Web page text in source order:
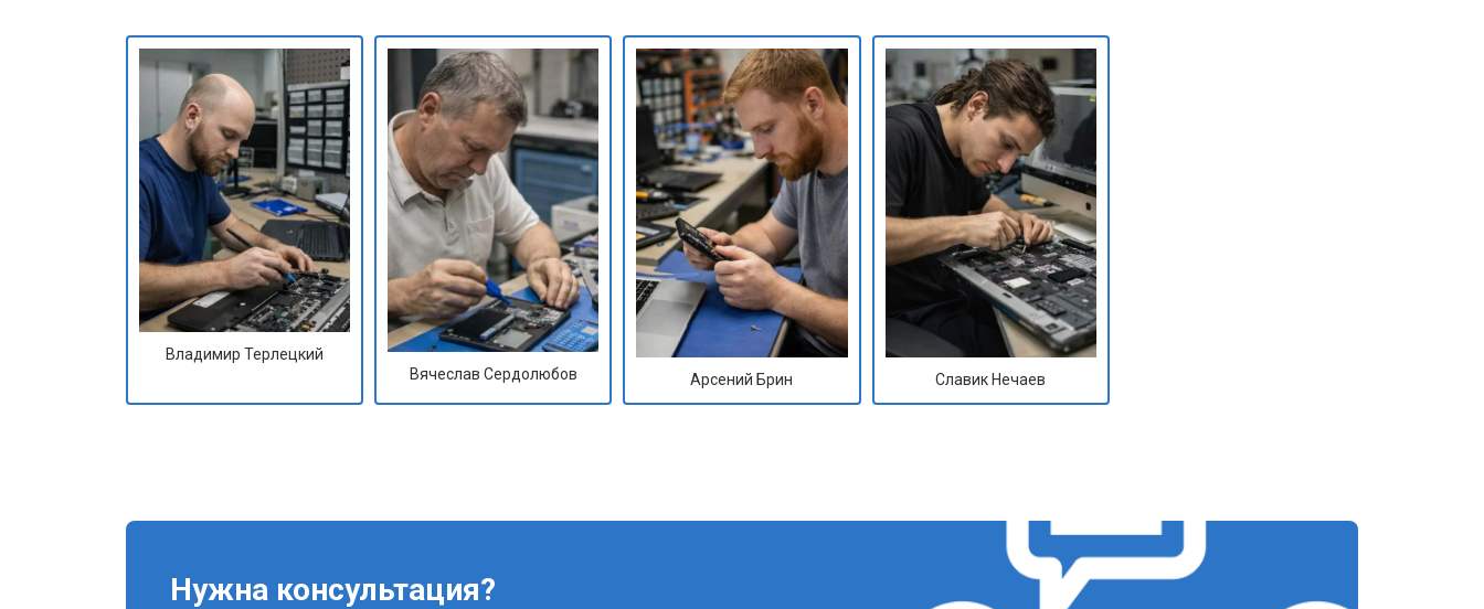
Владимир Терлецкий
Вячеслав Сердолюбов
Арсений Брин Славик Нечаев
Нужна консультация?